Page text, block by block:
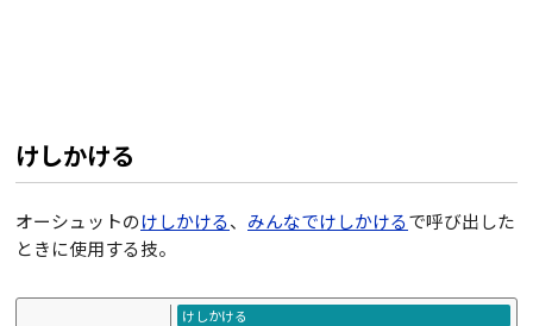
けしかける
オーシュットのけしかける、 みんなでけしかけるで呼び出した
ときに使用する技。
けしかける